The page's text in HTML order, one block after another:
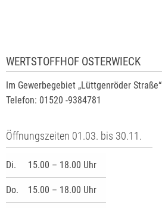
WERTSTOFFHOF OSTERWIECK
Im Gewerbegebiet „Lüttgenröder Straße“
Telefon: 01520 -9384781
Öffnungszeiten 01.03. bis 30.11.
Di. 15.00 – 18.00 Uhr
Do. 15.00 – 18.00 Uhr